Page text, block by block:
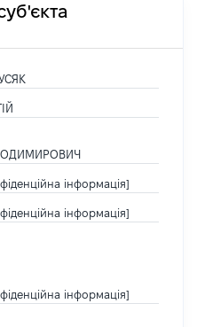
інформація]
інформація]
інформація]